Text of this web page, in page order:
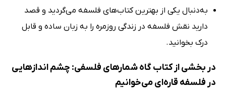
به‌دنبال یکی از بهترین کتاب‌های فلسفه می‌گردید و قصد
دارید نقش فلسفه در زندگی روزمره را به زبان ساده و قابل
درک بخوانید.
در بخشی از کتاب گاه شمارهای فلسفی: چشم اندازهایی
در فلسفه قاره‌ای می‌خوانیم